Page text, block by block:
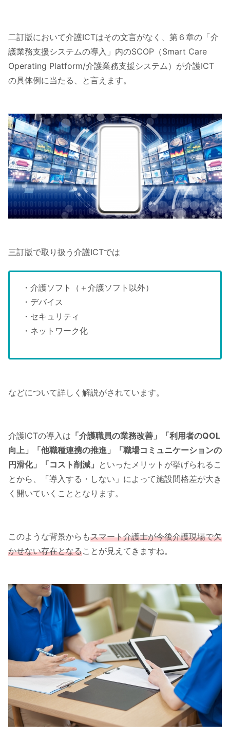
二訂版において介護ICTはその文言がなく、第６章の「介
護業務支援システムの導入」内のSCOP（Smart Care
Operating Platform/介護業務支援システム）が介護ICT
の具体例に当たる、と言えます。
三訂版で取り扱う介護ICTでは
・介護ソフト（＋介護ソフト以外）
・デバイス
・セキュリティ
・ネットワーク化
などについて詳しく解説がされています。
介護ICTの導入は 「介護職員の業務改善」「利用者のQOL
向上」「他職種連携の推進」「職場コミュニケーションの
円滑化」「コスト削減」 といったメリットが挙げられるこ
とから、「導入する・しない」によって施設間格差が大き
く開いていくこととなります。
このような背景からもスマート介護士が今後介護現場で欠
かせない存在となることが見えてきますね。